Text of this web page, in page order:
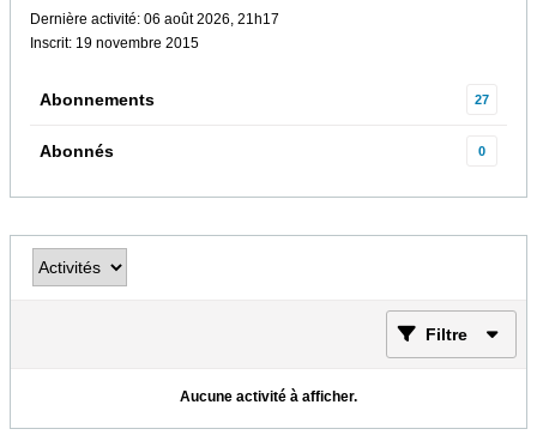
Dernière activité: 06 août 2026, 21h17
Inscrit: 19 novembre 2015
Abonnements 27
Abonnés 0
Filtre
Aucune activité à afficher.